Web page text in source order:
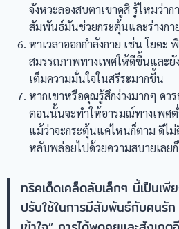
จังหวะลองสบตาเขาดูสิ รู้ไหมว่า
สัมพันธ์มันช่วยกระตุ้นและร่างกา
หาเวลาออกกำลังกาย เช่น โยคะ
สมรรถภาพทางเพศให้ดีขึ้นและยั
เต็มความมั่นใจในสรีระมากขึ้น
หากเขาหรือคุณรู้สึกง่วงมากๆ ควร
ตอนนั้นจะทำให้อารมณ์ทางเพศต่
แม้ว่าจะกระตุ้นแค่ไหนก็ตาม ดีไม่
หลับพล่อยไปด้วยความสบายเลย
ทริคเด็ดเคล็ดลับเล็กๆ นี้เป็นเพี
ปรับใช้ในการมีสัมพันธ์กับคนรั